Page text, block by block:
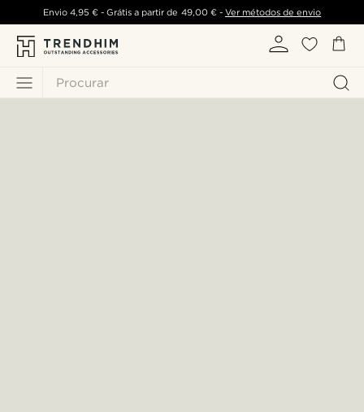
Procurar
Envio 4,95 €- Grátis a partir de 49,00 €- Ver métodos de envio